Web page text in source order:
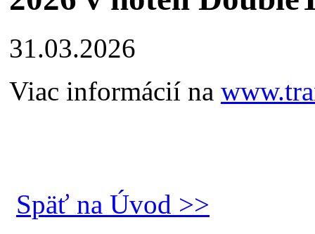
31.03.2026
Viac informácií na
Späť na Úvod >>